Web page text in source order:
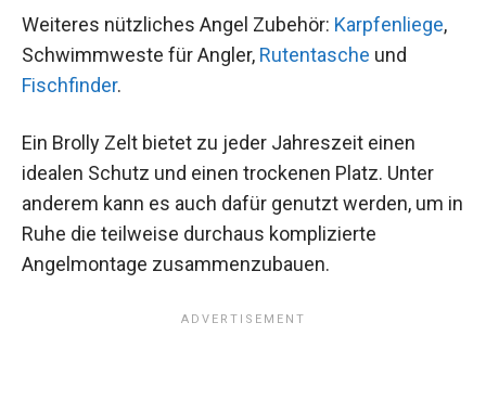
Weiteres nützliches Angel Zubehör: Karpfenliege,
Schwimmweste für Angler, Rutentasche und
Fischfinder.
Ein Brolly Zelt bietet zu jeder Jahreszeit einen
idealen Schutz und einen trockenen Platz. Unter
anderem kann es auch dafür genutzt werden, um in
Ruhe die teilweise durchaus komplizierte
Angelmontage zusammenzubauen.